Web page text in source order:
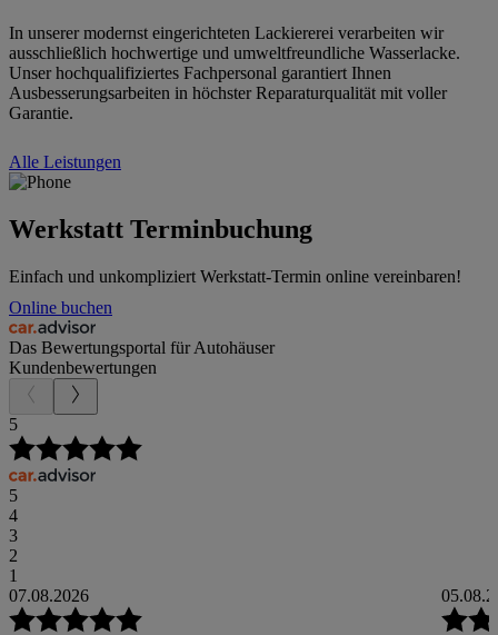
In unserer modernst eingerichteten Lackiererei verarbeiten wir
ausschließlich hochwertige und umweltfreundliche Wasserlacke.
Unser hochqualifiziertes Fachpersonal garantiert Ihnen
Ausbesserungsarbeiten in höchster Reparaturqualität mit voller
Garantie.
Alle Leistungen
Werkstatt Terminbuchung
Einfach und unkompliziert Werkstatt-Termin online vereinbaren!
Online buchen
Das Bewertungsportal für Autohäuser
Kundenbewertungen
5
5
4
3
2
1
07.08.2026